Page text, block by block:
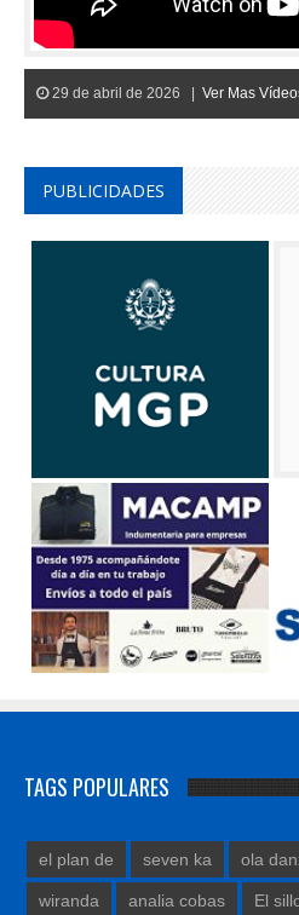
29 de abril de 2026 | Ver Mas
PUBLICIDADES
TAGS POPULARES
el plan de seven ka ola
wiranda analia cobas El